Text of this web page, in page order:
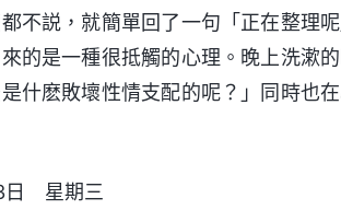
不説，就簡單回了一句「正在整理
的是一種很抵觸的心理。晚上洗漱
什麽敗壞性情支配的呢？」同時也
日 星期三